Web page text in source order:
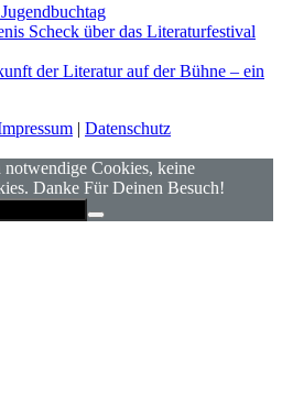
Scheck über das Literaturfestival
der Literatur auf der Bühne – ein
| Datenschutz
Cookies, keine
Danke Für Deinen Besuch!